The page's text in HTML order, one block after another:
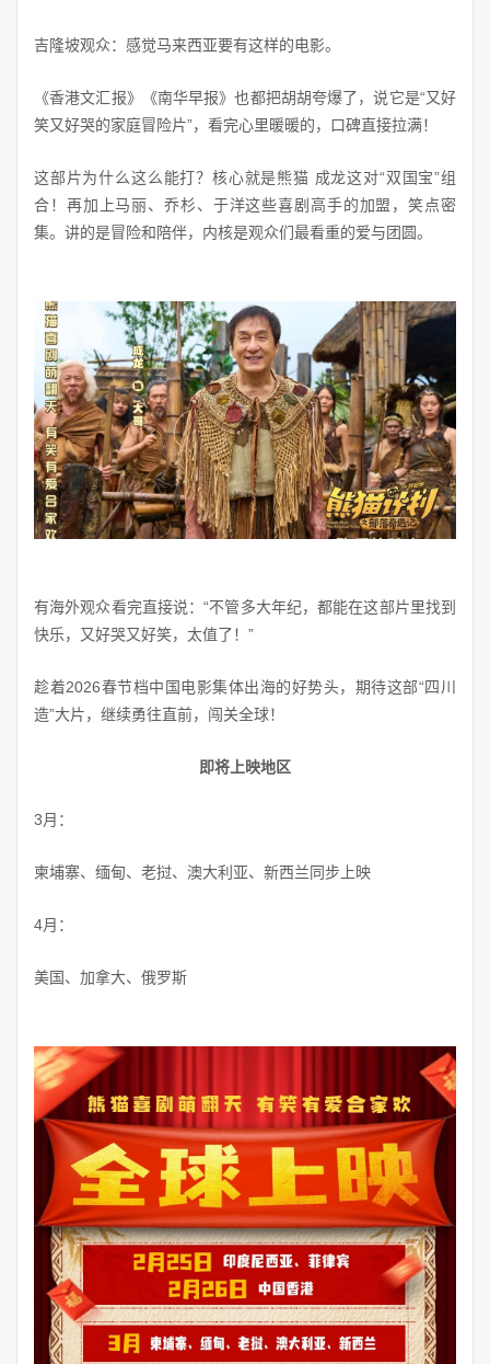
吉隆坡观众：感觉马来西亚要有这样的电影。
《香港文汇报》《南华早报》也都把胡胡夸爆了，说它是“又好
笑又好哭的家庭冒险片”，看完心里暖暖的，口碑直接拉满！
这部片为什么这么能打？核心就是熊猫 成龙这对“双国宝”组
合！再加上马丽、乔杉、于洋这些喜剧高手的加盟，笑点密
集。讲的是冒险和陪伴，内核是观众们最看重的爱与团圆。
有海外观众看完直接说：“不管多大年纪，都能在这部片里找到
快乐，又好哭又好笑，太值了！”
趁着2026春节档中国电影集体出海的好势头，期待这部“四川
造”大片，继续勇往直前，闯关全球！
即将上映地区
3月：
柬埔寨、缅甸、老挝、澳大利亚、新西兰同步上映
4月：
美国、加拿大、俄罗斯